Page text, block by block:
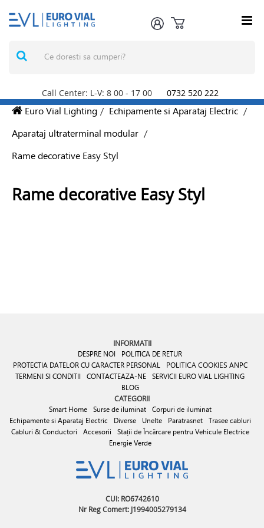
Call Center: L-V: 8 00 - 17 00 0732 520 222
Euro Vial Lighting / Echipamente si Aparataj Electric /
Aparataj ultraterminal modular /
Rame decorative Easy Styl
Rame decorative Easy Styl
INFORMATII
DESPRE NOI
POLITICA DE RETUR
PROTECTIA DATELOR CU CARACTER PERSONAL
POLITICA COOKIES ANPC
TERMENI SI CONDITII
CONTACTEAZA-NE SERVICII EURO VIAL LIGHTING
BLOG
CATEGORII
Smart Home Surse de iluminat
Corpuri de iluminat
Echipamente si Aparataj Electric
Diverse Unelte Paratrasnet
Trasee cabluri
Cabluri & Conductori
Accesorii
Stații de Încărcare pentru Vehicule Electrice
Energie Verde
CUI: RO6742610
Nr Reg Comert: J1994005279134